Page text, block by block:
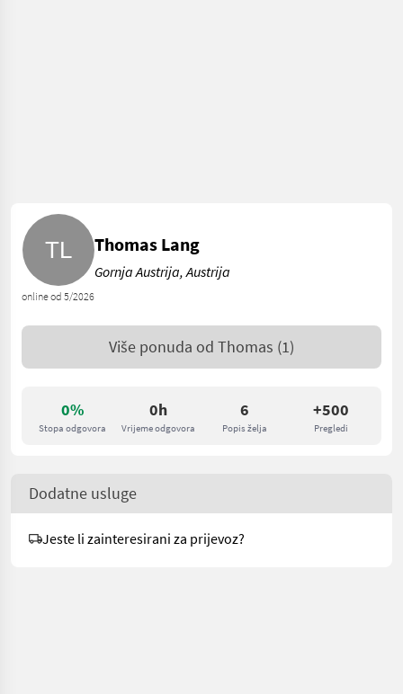
0%
Stopa odgovora
0h
Vrijeme odgovora
6
Popis želja
+500
Pregledi
online od 5/2026
Thomas Lang
Gornja Austrija, Austrija
Više ponuda od Thomas (1)
Dodatne usluge
Jeste li zainteresirani za prijevoz?